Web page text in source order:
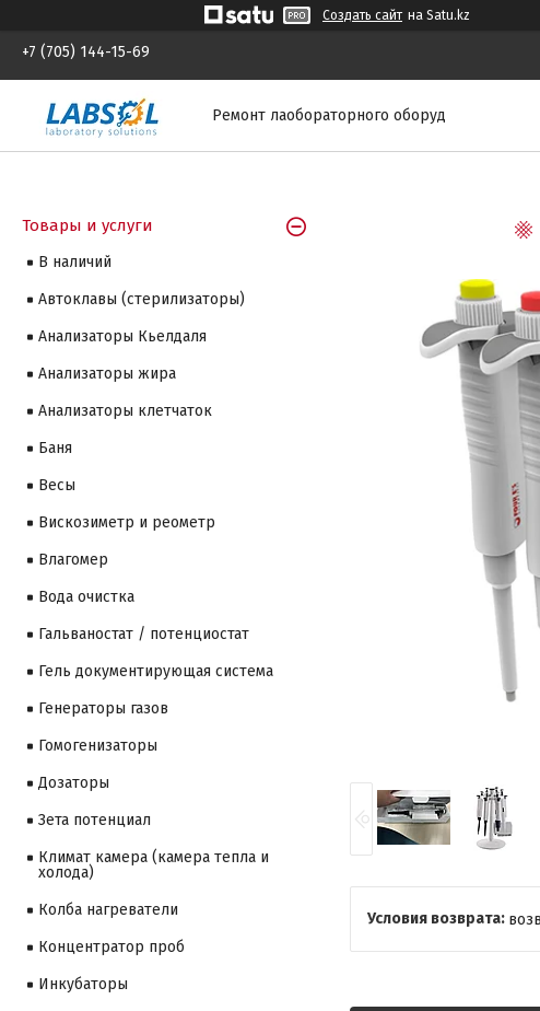
Создать сайт на Satu.kz
+7 (705) 144-15-69
Ремонт лаобораторного оборуд
Товары и услуги
В наличий
Автоклавы (стерилизаторы)
Анализаторы Кьелдаля
Анализаторы жира
Анализаторы клетчаток
Баня
Весы
Вискозиметр и реометр
Влагомер
Вода очистка
Гальваностат / потенциостат
Гель документирующая система
Генераторы газов
Гомогенизаторы
Дозаторы
Зета потенциал
Климат камера (камера тепла и
холода)
Колба нагреватели
Концентратор проб
Инкубаторы